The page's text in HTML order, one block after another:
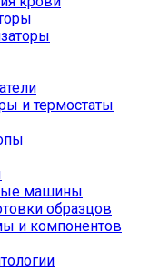
и термостаты
машины
образцов
и компонентов